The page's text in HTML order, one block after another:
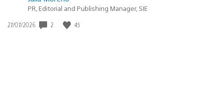
PR, Editorial and Publishing Manager, SIE
Data
27/07/2026 2 45